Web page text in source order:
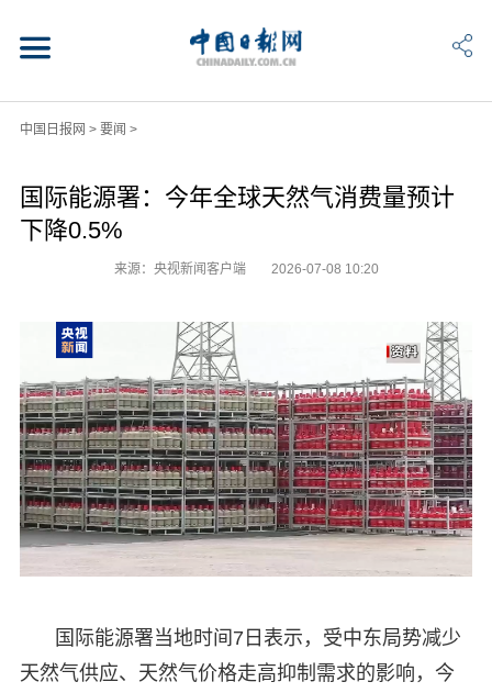
中国日报网 > 要闻 >
国际能源署：今年全球天然气消费量预计
下降0.5%
来源：央视新闻客户端 2026-07-08 10:20
国际能源署当地时间7日表示，受中东局势减少
天然气供应、天然气价格走高抑制需求的影响，今